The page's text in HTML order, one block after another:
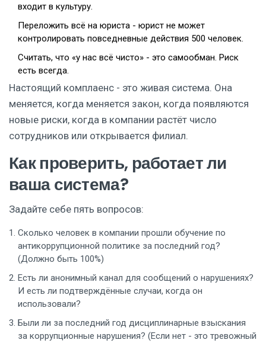
входит в культуру.
Переложить всё на юриста - юрист не может
контролировать повседневные действия 500 человек.
Считать, что «у нас всё чисто» - это самообман. Риск
есть всегда.
Настоящий комплаенс - это живая система. Она
меняется, когда меняется закон, когда появляются
новые риски, когда в компании растёт число
сотрудников или открывается филиал.
Как проверить, работает ли
ваша система?
Задайте себе пять вопросов:
Сколько человек в компании прошли обучение по
антикоррупционной политике за последний год?
(Должно быть 100%)
Есть ли анонимный канал для сообщений о нарушениях?
И есть ли подтверждённые случаи, когда он
использовали?
Были ли за последний год дисциплинарные взыскания
за коррупционные нарушения? (Если нет - это тревожный